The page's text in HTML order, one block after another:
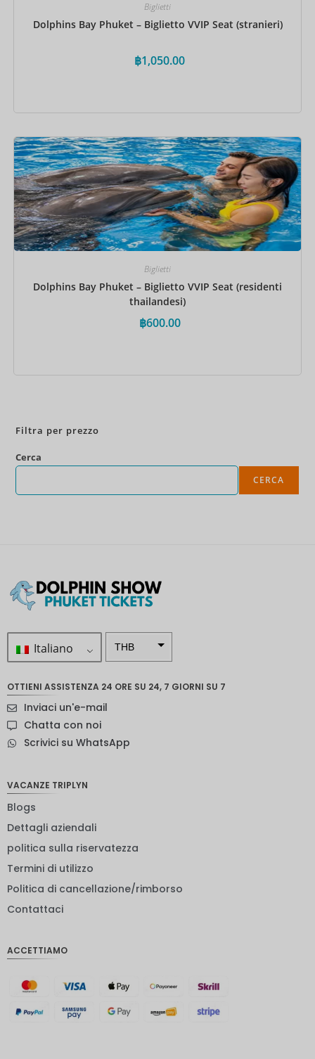
Biglietti
Dolphins Bay Phuket – Biglietto VVIP Seat (stranieri)
฿1,050.00
Prenota ora
Biglietti
Dolphins Bay Phuket – Biglietto VVIP Seat (residenti
thailandesi)
฿600.00
Filtra per prezzo
Cerca
CERCA
Italiano THB
neozelan
euro
rupia
indiana
danese
CHF
OTTIENI ASSISTENZA 24 ORE SU 24, 7 GIORNI SU 7
Inviaci un'e-mail
Chatta con noi
Scrivici su WhatsApp
VACANZE TRIPLYN
Blogs
Dettagli aziendali
politica sulla riservatezza
Termini di utilizzo
Politica di cancellazione/rimborso
Contattaci
ACCETTIAMO